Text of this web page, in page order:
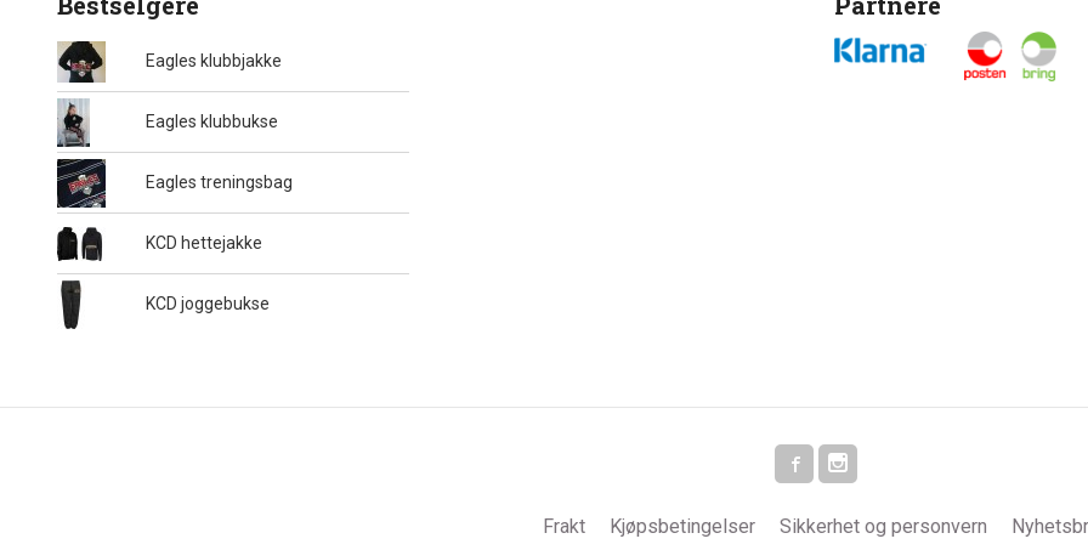
Eagles klubbjakke
Eagles klubbukse
Eagles treningsbag
KCD hettejakke
KCD joggebukse
Frakt Kjøpsbetingelser Sikkerhet og personvern